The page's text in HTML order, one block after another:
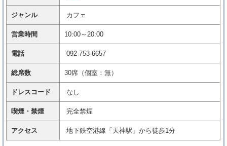
ジャンル カフェ
営業時間 10:00～20:00
電話 092-753-6657
総席数 30席（個室：無）
ドレスコード なし
喫煙・禁煙 完全禁煙
アクセス 地下鉄空港線「天神駅」から徒歩1分